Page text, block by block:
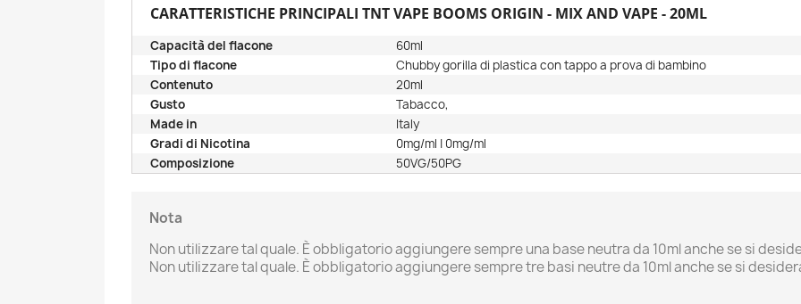
CARATTERISTICHE PRINCIPALI TNT VAPE BOOMS ORIGIN - MIX AND VAPE - 20ML
Capacità del flacone
60ml
Tipo di flacone
Chubby gorilla di plastica con tappo a prova di bambino
Contenuto
20ml
Gusto
Tabacco,
Made in
Italy
Gradi di Nicotina
0mg/ml | 0mg/ml
Composizione
50VG/50PG
Nota
Non utilizzare tal quale. È obbligatorio aggiungere sempre una base neutra da 10ml anche se si
Non utilizzare tal quale. È obbligatorio aggiungere sempre tre basi neutre da 10ml anche se si